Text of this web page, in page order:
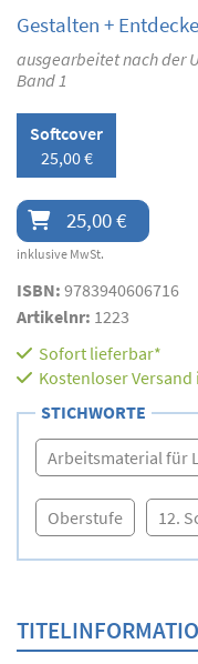
Gestalten +
ausgearbeitet nach der
Band 1
Softcover
25,00 €
25,00 €
inklusive MwSt.
ISBN: 9783940606716
Artikelnr: 1223
Sofort lieferbar*
Kostenloser
STICHWORTE
Arbeitsmaterial für
Oberstufe 12.